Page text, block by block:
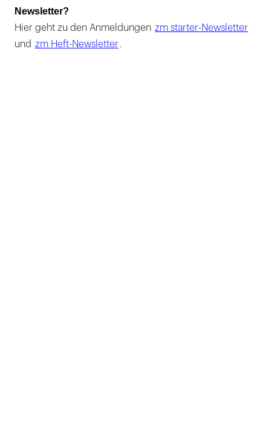
Newsletter?
Hier geht zu den Anmeldungen zm starter-Newsletter
und zm Heft-Newsletter .